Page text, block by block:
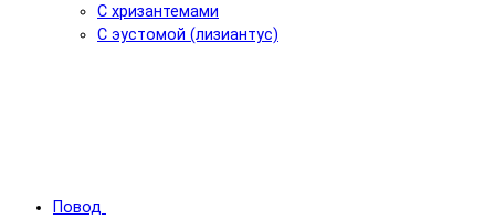
С хризантемами
С эустомой (лизиантус)
Повод